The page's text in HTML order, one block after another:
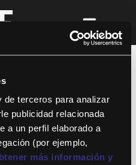
terceros para analizar
publicidad relacionada
a un perfil elaborado a
(por ejemplo,
más información y
MOVE tienes
a todos nuestros
online donde